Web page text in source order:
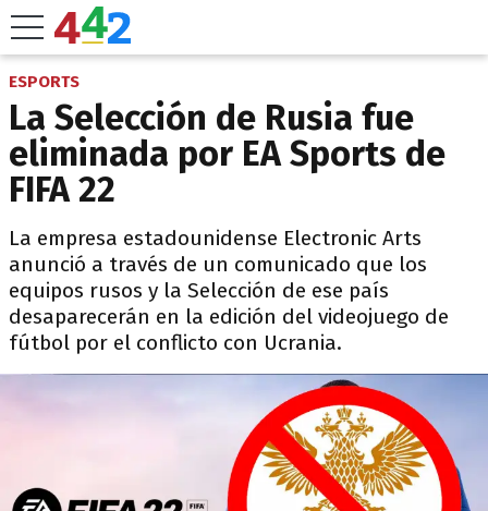
ESPORTS
La Selección de Rusia fue
eliminada por EA Sports de
FIFA 22
La empresa estadounidense Electronic Arts
anunció a través de un comunicado que los
equipos rusos y la Selección de ese país
desaparecerán en la edición del videojuego de
fútbol por el conflicto con Ucrania.